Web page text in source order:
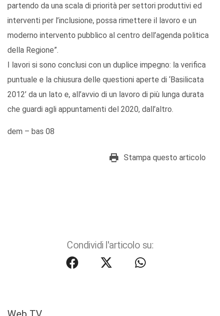
partendo da una scala di priorità per settori produttivi ed
interventi per l’inclusione, possa rimettere il lavoro e un
moderno intervento pubblico al centro dell’agenda politica
della Regione”.
I lavori si sono conclusi con un duplice impegno: la verifica
puntuale e la chiusura delle questioni aperte di ‘Basilicata
2012’ da un lato e, all’avvio di un lavoro di più lunga durata
che guardi agli appuntamenti del 2020, dall’altro.
dem – bas 08
Stampa questo articolo
Condividi l'articolo su: